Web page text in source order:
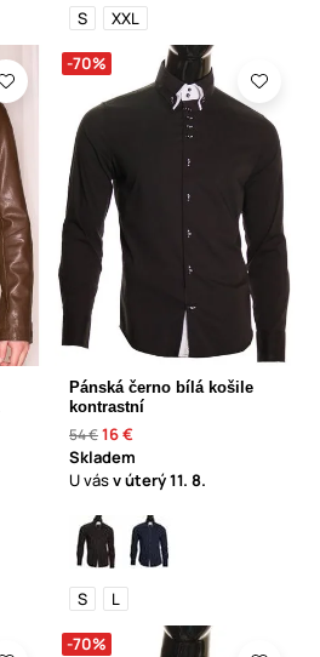
S XXL
-70%
Pánská černo bílá košile
kontrastní
54 €16 €
Skladem
U vásv úterý11. 8.
S L
-70%